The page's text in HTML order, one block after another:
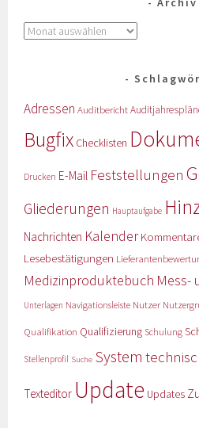
Adressen Auditbericht
Bugfix Checklisten
Drucken E-Mail Feststellungen
Gliederungen Hauptaufgabe
Nachrichten Kalender
Lesebestätigungen
Medizinproduktebuch Mess-
Unterlagen Navigationsleiste Nutzer
Qualifikation Qualifizierung Schulung
Stellenprofil Suche System
Texteditor Update Updates